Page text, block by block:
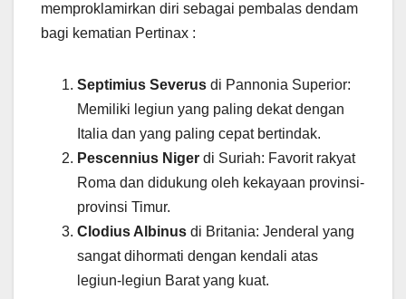
memproklamirkan diri sebagai pembalas dendam
bagi kematian Pertinax :
Septimius Severus di Pannonia Superior:
Memiliki legiun yang paling dekat dengan
Italia dan yang paling cepat bertindak.
Pescennius Niger di Suriah: Favorit rakyat
Roma dan didukung oleh kekayaan provinsi-
provinsi Timur.
Clodius Albinus di Britania: Jenderal yang
sangat dihormati dengan kendali atas
legiun-legiun Barat yang kuat.